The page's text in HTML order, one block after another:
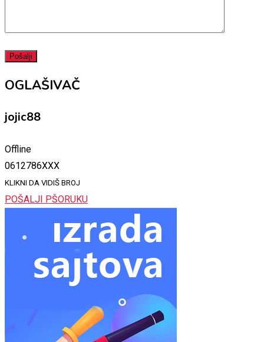
OGLAŠIVAČ
jojic88
Offline
0612786XXX
KLIKNI DA VIDIŠ BROJ
POŠALJI PŠORUKU